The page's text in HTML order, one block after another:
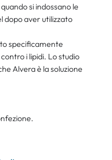
si indossano le
dopo aver utilizzato
specificamente
i lipidi. Lo studio
Alvera è la soluzione